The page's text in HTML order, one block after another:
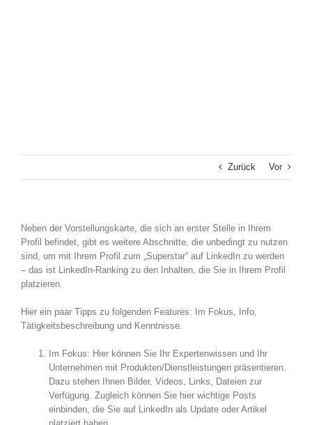
Zurück Vor
Neben der Vorstellungskarte, die sich an erster Stelle in Ihrem
Profil befindet, gibt es weitere Abschnitte, die unbedingt zu nutzen
sind, um mit Ihrem Profil zum „Superstar“ auf LinkedIn zu werden
– das ist LinkedIn-Ranking zu den Inhalten, die Sie in Ihrem Profil
platzieren.
Hier ein paar Tipps zu folgenden Features: Im Fokus, Info,
Tätigkeitsbeschreibung und Kenntnisse.
Im Fokus: Hier können Sie Ihr Expertenwissen und Ihr
Unternehmen mit Produkten/Dienstleistungen präsentieren.
Dazu stehen Ihnen Bilder, Videos, Links, Dateien zur
Verfügung. Zugleich können Sie hier wichtige Posts
einbinden, die Sie auf LinkedIn als Update oder Artikel